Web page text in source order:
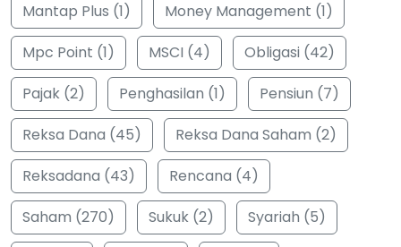
Mantap Plus (1)
Money Management (1)
Mpc Point (1)
MSCI (4)
Obligasi (42)
Pajak (2)
Penghasilan (1)
Pensiun (7)
Reksa Dana (45)
Reksa Dana Saham (2)
Reksadana (43)
Rencana (4)
Saham (270)
Sukuk (2)
Syariah (5)